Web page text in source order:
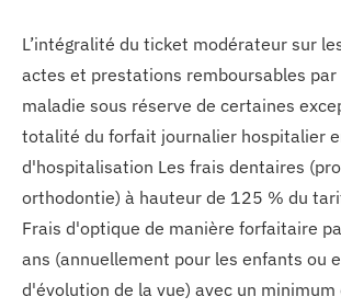
L’intégralité du ticket modérateur sur
actes et prestations remboursables par
maladie sous réserve de certaines
totalité du forfait journalier hospitalier
d'hospitalisation Les frais dentaires
orthodontie) à hauteur de 125 % du
Frais d'optique de manière forfaitaire
ans (annuellement pour les enfants ou
d'évolution de la vue) avec un minimum